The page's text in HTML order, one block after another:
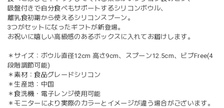
吸盤付きで自分食べもサポートするシリコンボウル、
離乳食初期から使えるシリコンスプーン。
3つがセットになったギフトが新登場。
お祝いに嬉しい高級感のあるボックスに入れてお届けします。
＊サイズ：ボウル直径12cm 高さ9cm、スプーン12.5cm、ビブFree(4
段階調節可能)
＊素材：食品グレードシリコン
＊生産地：中国
＊食洗機・電子レンジ使用可能
＊モニターにより実際のカラーとイメージが違う場合がございます。